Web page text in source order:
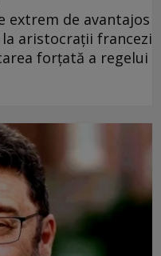
extrem de avantajos
la aristocrații francezi
forțată a regelui